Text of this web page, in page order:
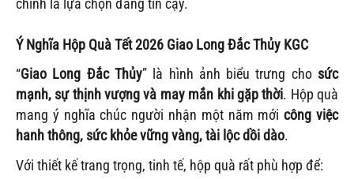
chính là lựa chọn đáng tin cậy.
Ý Nghĩa Hộp Quà Tết 2026 Giao Long Đắc Thủy KGC
“Giao Long Đắc Thủy” là hình ảnh biểu trưng cho sức
mạnh, sự thịnh vượng và may mắn khi gặp thời. Hộp quà
mang ý nghĩa chúc người nhận một năm mớicông việc
hanh thông, sức khỏe vững vàng, tài lộc dồi dào.
Với thiết kế trang trọng, tinh tế, hộp quà rất phù hợp để: